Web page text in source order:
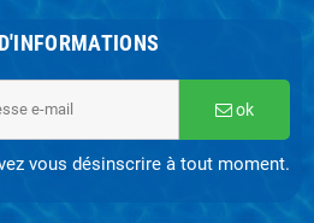
ok
vous désinscrire à tout moment.